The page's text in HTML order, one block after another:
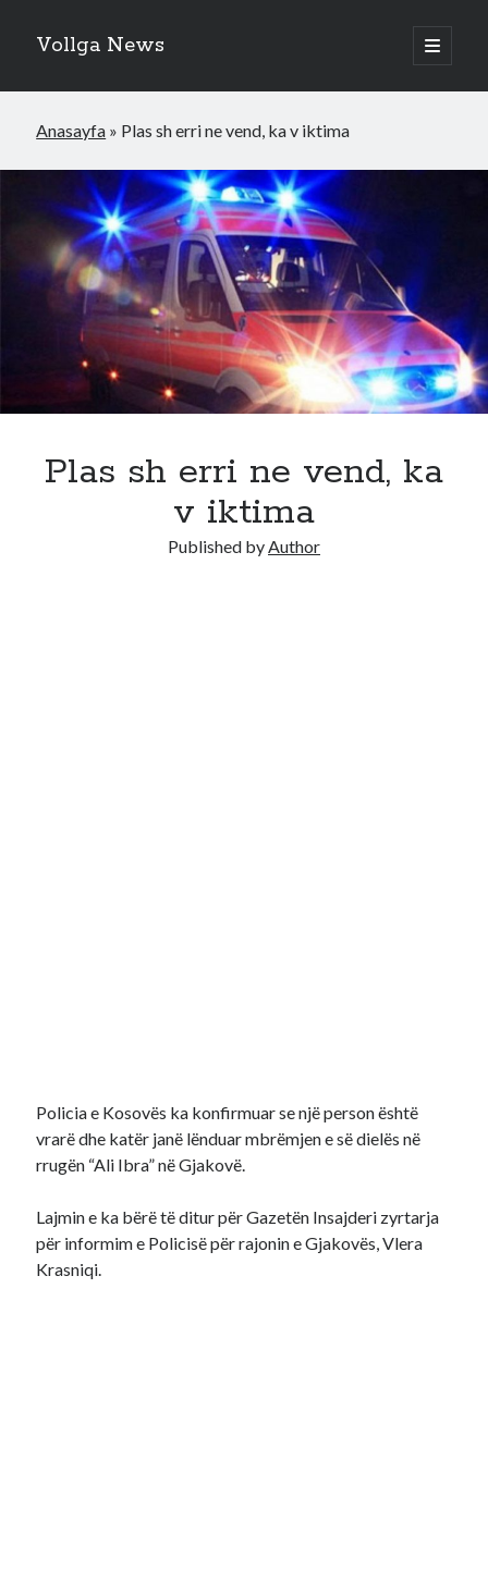
Vollga News
open
primary
Anasayfa » Plas sh erri ne vend, ka v iktima
Plas sh erri ne vend, ka
v iktima
Published byAuthor
Policia e Kosovës ka konfirmuar se një person është
vrarë dhe katër janë lënduar mbrëmjen e së dielës në
rrugën “Ali Ibra” në Gjakovë.
Lajmin e ka bërë të ditur për Gazetën Insajderi zyrtarja
për informim e Policisë për rajonin e Gjakovës, Vlera
Krasniqi.